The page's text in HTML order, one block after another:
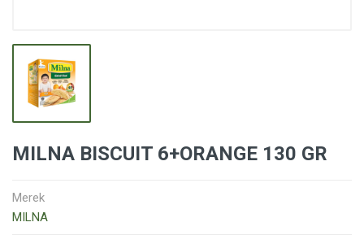
MILNA BISCUIT 6+ORANGE 130 GR
Merek
MILNA